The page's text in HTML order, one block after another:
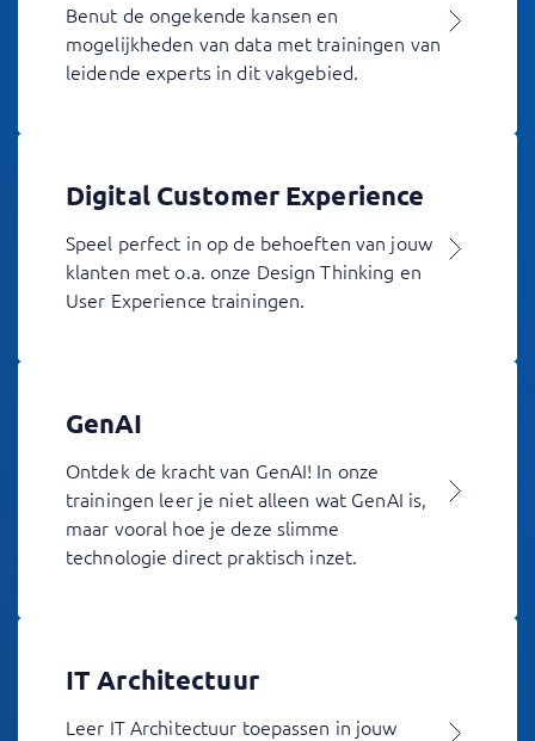
Benut de ongekende kansen en
mogelijkheden van data met trainingen van
leidende experts in dit vakgebied.
Digital Customer Experience
Speel perfect in op de behoeften van jouw
klanten met o.a. onze Design Thinking en
User Experience trainingen.
GenAI
Ontdek de kracht van GenAI! In onze
trainingen leer je niet alleen wat GenAI is,
maar vooral hoe je deze slimme
technologie direct praktisch inzet.
IT Architectuur
Leer IT Architectuur toepassen in jouw